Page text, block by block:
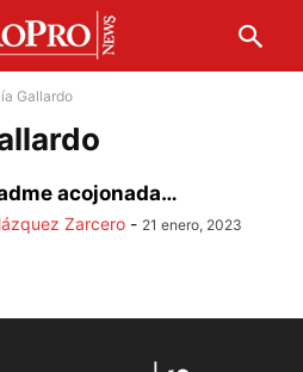
Gallardo
acojonada…
Zarcero - 21 enero, 2023